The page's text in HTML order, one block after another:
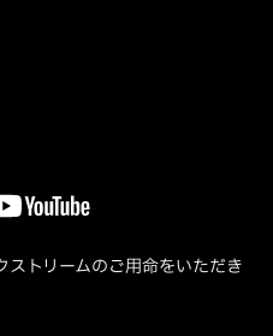
ストリームのご用命をいただき